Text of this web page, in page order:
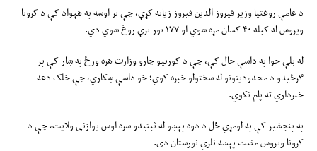
د عامې روغتیا وزیر فیروز الدین فیروز زیاته کړې، چې تر اوسه په هېواد کې د کرونا
ویروس له کبله ۴۰ کسان مړه شوي او ۱۷۷ نور ترې روغ شوي دي.
له بلې خوا په داسې حال کې، چې د کورنیو چارو وزارت هره ورځ په ښار کې پر
ګرځیدو د محدودیتونو له سختولو خبره کوي؛ خو داسې ښکاري، چې خلک دغه
خبرداري ته پام نکوي.
په پنجشیر کې په لومړي ځل د دوه پېښو له ثبتیدو سره اوس یوازنی ولایت، چې د
کرونا ویروس مثبت پېښه نلري نورستان دی.